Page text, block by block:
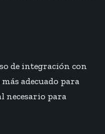
de integración con
adecuado para
necesario para